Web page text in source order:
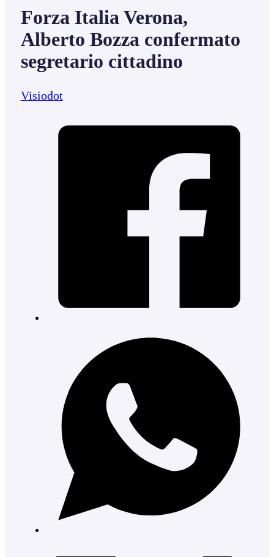
Forza Italia Verona,
Alberto Bozza confermato
segretario cittadino
Visiodot